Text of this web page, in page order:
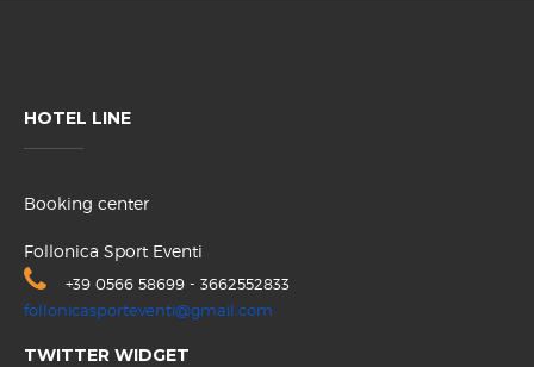
HOTEL LINE
Booking center
Follonica Sport Eventi
+39 0566 58699 - 3662552833
follonicasporteventi@gmail.com
TWITTER WIDGET